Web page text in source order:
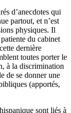
d’anecdotes qui
partout, et n’est
physiques. Il
du cabinet
dernière
toutes porter le
à la discrimination
de se donner une
(apportés,
sont liés à